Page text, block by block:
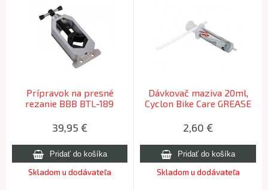
Prípravok na presné
rezanie BBB BTL-189
39,95 €
Skladom u dodávateľa
Dávkovač maziva 20ml,
Cyclon Bike Care GREASE
2,60 €
Skladom u dodávateľa